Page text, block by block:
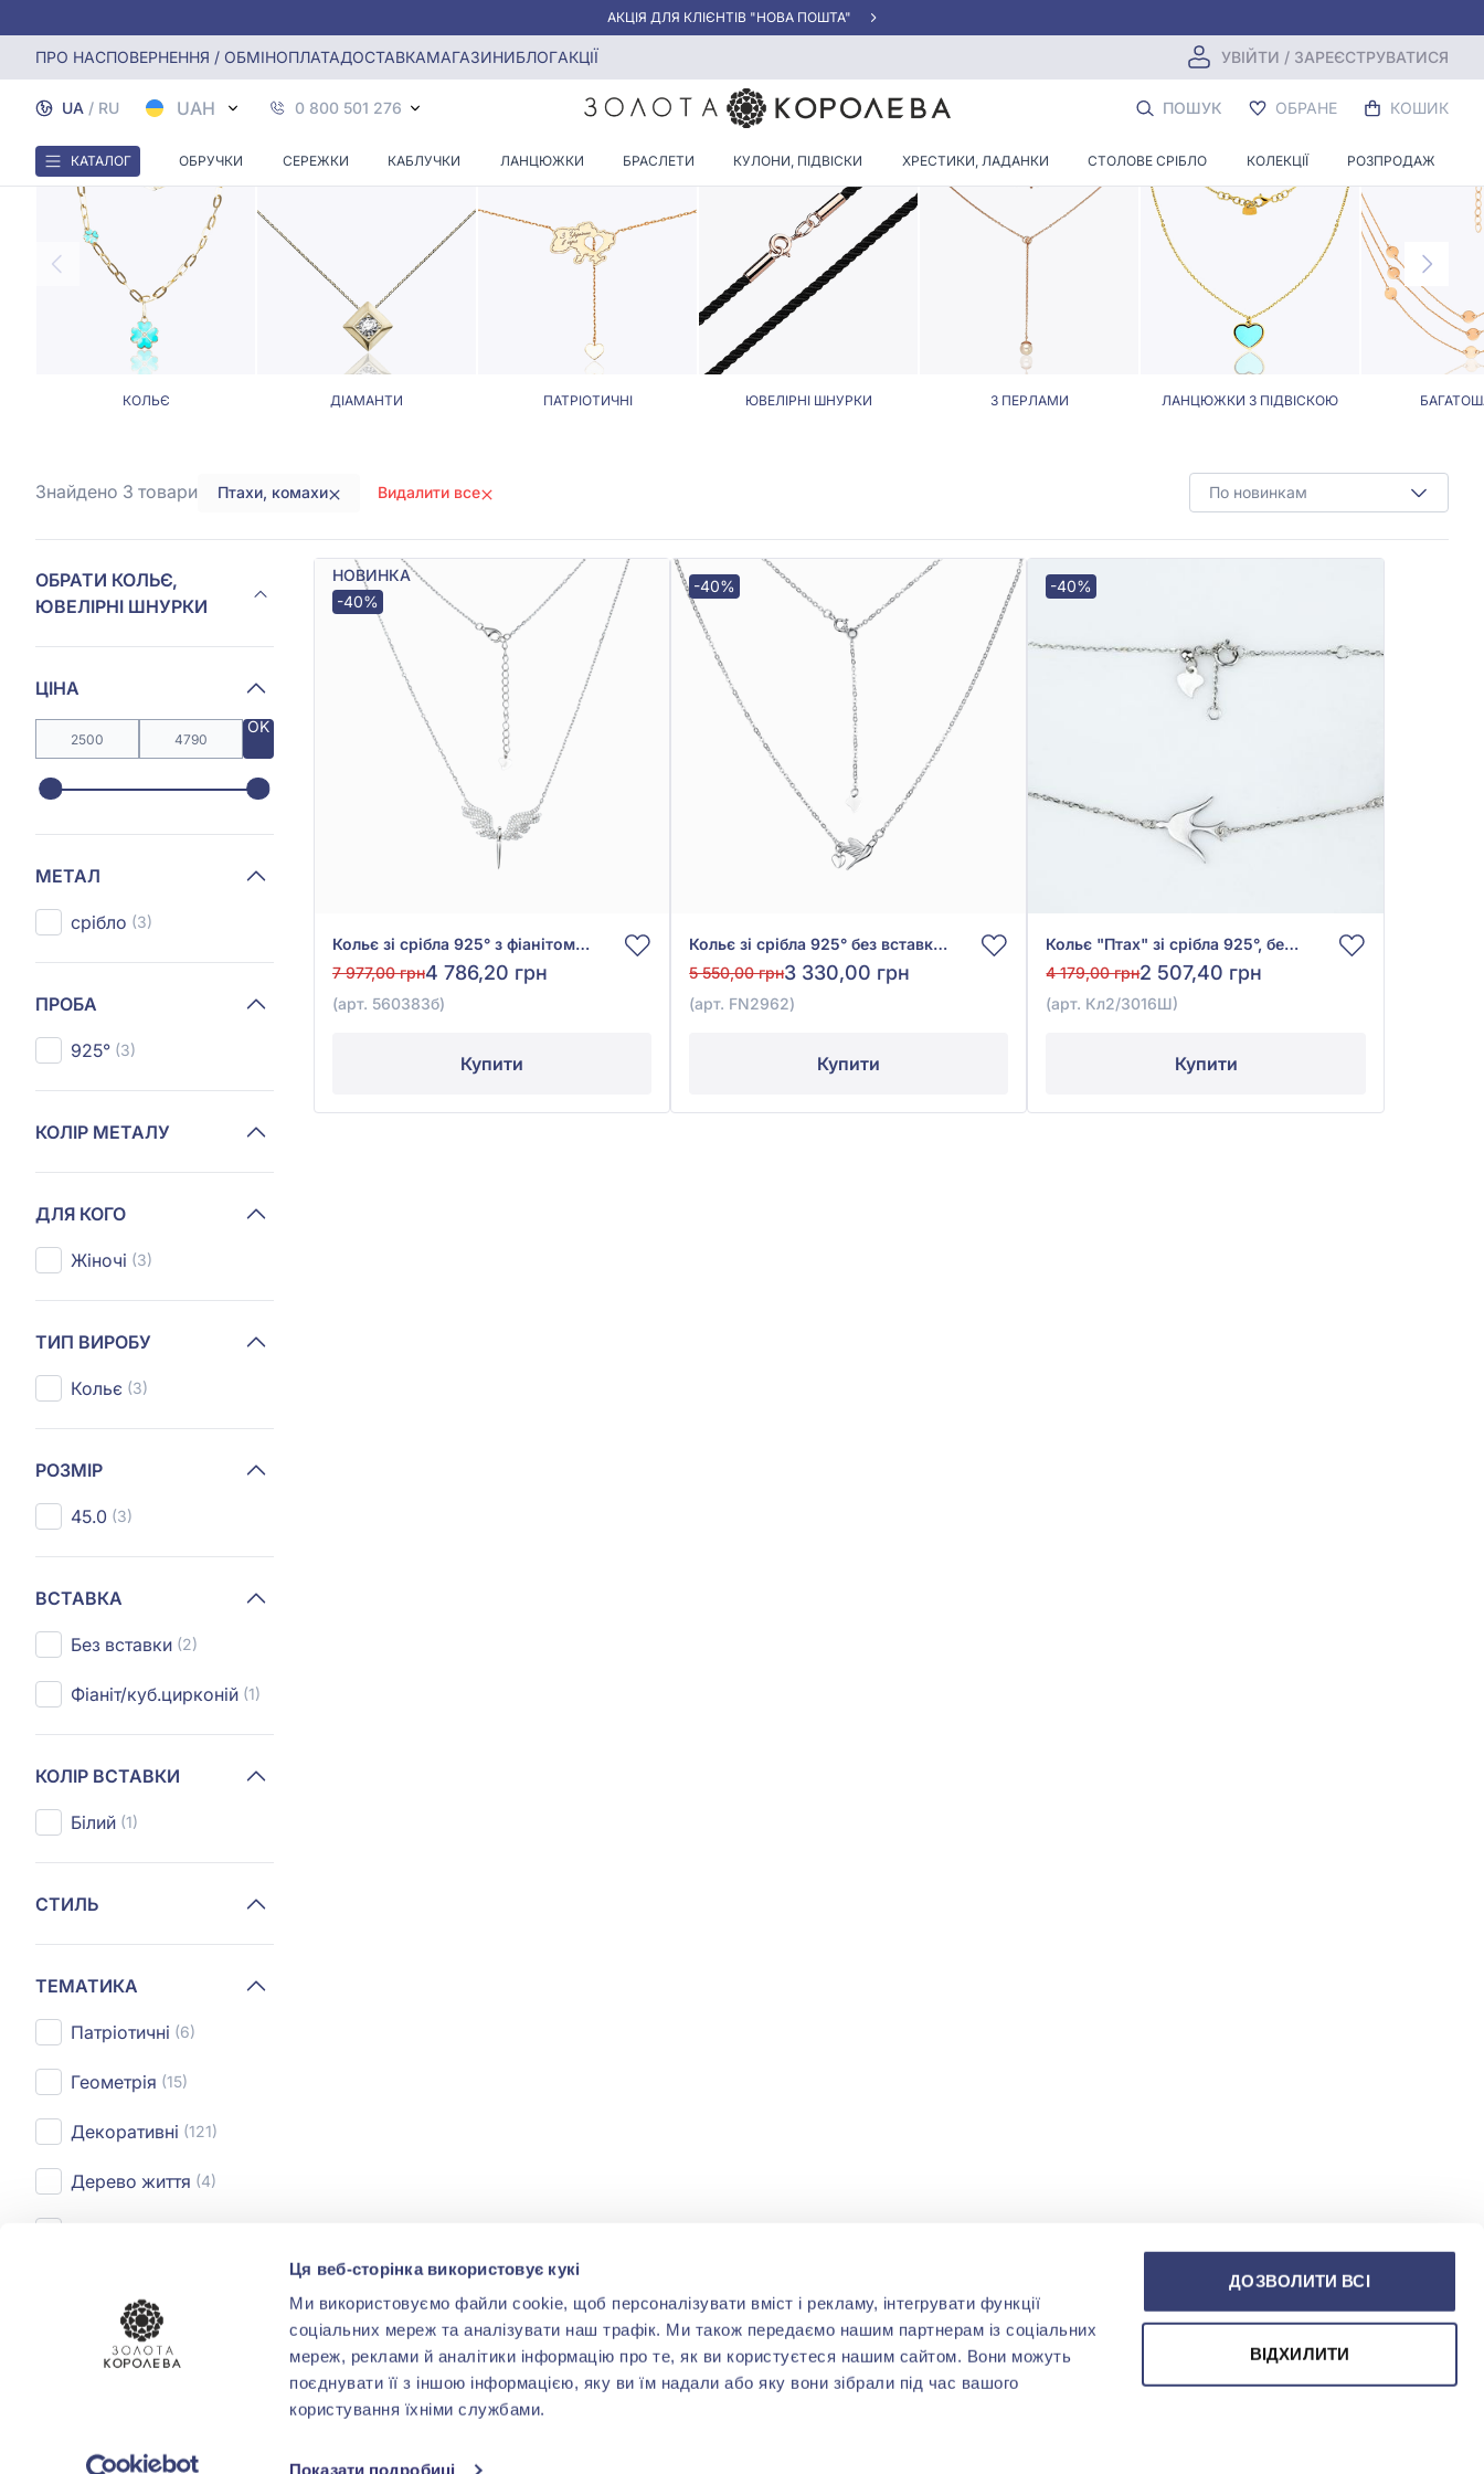
Ця веб-сторінка використовує кукі
Ми використовуємо файли cookie, щоб персоналізувати вміст і рекламу, інтегрувати функції
соціальних мереж та аналізувати наш трафік. Ми також передаємо нашим партнерам із соціальних
мереж, реклами й аналітики інформацію про те, як ви користуєтеся нашим сайтом. Вони можуть
поєднувати її з іншою інформацією, яку ви їм надали або яку вони зібрали під час вашого
користування їхніми службами.
Показати подробиці
ДОЗВОЛИТИ ВСІ
ВІДХИЛИТИ
АКЦІЯ ДЛЯ КЛІЄНТІВ "НОВА ПОШТА"
ПРО НАСПОВЕРНЕННЯ / ОБМІНОПЛАТАДОСТАВКАМАГАЗИНИБЛОГАКЦІЇ УВІЙТИ / ЗАРЕЄСТРУВАТИСЯ
UA / RU UAH 0 800 501 276 ПОШУК ОБРАНЕ КОШИК
КАТАЛОГ ОБРУЧКИ СЕРЕЖКИ КАБЛУЧКИ ЛАНЦЮЖКИ БРАСЛЕТИ КУЛОНИ, ПІДВІСКИ ХРЕСТИКИ, ЛАДАНКИ СТОЛОВЕ СРІБЛО КОЛЕКЦІЇ РОЗПРОДАЖ
Головна Кольє, Ювелірні шнурки Кольє та шнурки з птахами та комахами
КОЛЬЄ ТА ШНУРКИ З ПТАХАМИ ТА КОМАХАМИ
КОЛЬЄ ДІАМАНТИ ПАТРІОТИЧНІ ЮВЕЛІРНІ ШНУРКИ З ПЕРЛАМИ ЛАНЦЮЖКИ З ПІДВІСКОЮ
По новинкам
Знайдено 3 товари Птахи, комахи Видалити все
ОБРАТИ КОЛЬЄ,
ЮВЕЛІРНІ ШНУРКИ
ЦІНА
OK
МЕТАЛ
срібло (3)
ПРОБА
925° (3)
КОЛІР МЕТАЛУ
ДЛЯ КОГО
Жіночі (3)
ТИП ВИРОБУ
Кольє (3)
РОЗМІР
45.0 (3)
ВСТАВКА
Без вставки (2)
Фіаніт/куб.цирконій (1)
КОЛІР ВСТАВКИ
Білий (1)
СТИЛЬ
ТЕМАТИКА
Патріотичні (6)
Геометрія (15)
Декоративні (121)
Дерево життя (4)
ПОКРИТТЯ
НОВИНКА
-40%
Кольє зі срібла 925° з фіанітом/куб.цирконієм, арт. 560383б
7 977,00 грн4 786,20 грн
(арт. 560383б)
Купити
-40%
Кольє зі срібла 925° без вставки, арт. FN2962
5 550,00 грн3 330,00 грн
(арт. FN2962)
Купити
-40%
Кольє "Птах" зі срібла 925°, без вставки, арт. Кл2/3016Ш
4 179,00 грн2 507,40 грн
(арт. Кл2/3016Ш)
Купити